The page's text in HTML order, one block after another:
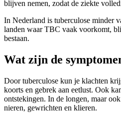
blijven nemen, zodat de ziekte
In Nederland is tuberculose minder
landen waar TBC vaak voorkomt,
bestaan.
Wat zijn de
Door tuberculose kun je klachten
koorts en gebrek aan eetlust. Ook
ontstekingen. In de longen, maar
nieren, gewrichten en klieren.